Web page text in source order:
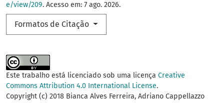
e/view/209. Acesso em: 7 ago. 2026.
Formatos de Citação
Este trabalho está licenciado sob uma licença Creative
Commons Attribution 4.0 International License.
Copyright (c) 2018 Bianca Alves Ferreira, Adriano Cappellazzo